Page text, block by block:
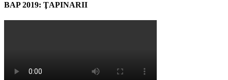
BAP 2019: ŢAPINARII